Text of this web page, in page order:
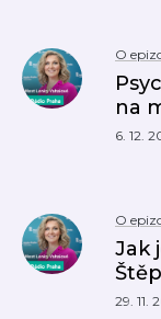
O
na
6. 12.
O
Jak
29. 11.